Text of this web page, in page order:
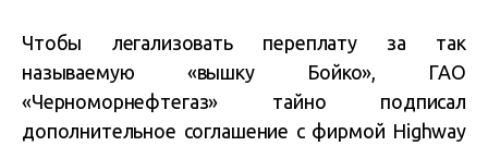
Чтобы легализовать переплату за так
называемую «вышку Бойко», ГАО
«Черноморнефтегаз» тайно подписал
дополнительное соглашение с фирмой Highway